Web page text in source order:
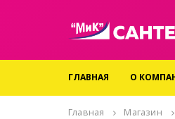
ГЛАВНАЯ О
Главная Магазин